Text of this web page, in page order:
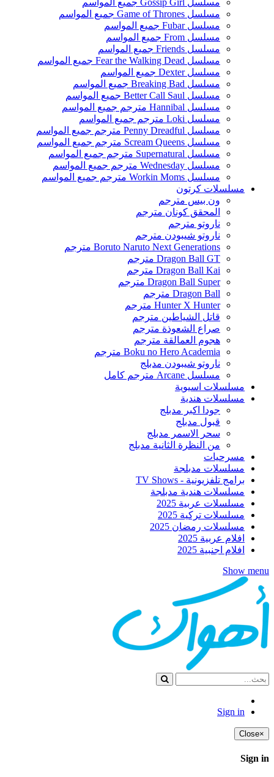
مسلسل Gossip Girl جميع المواسم
مسلسل Game of Thrones جميع المواسم
مسلسل Fubar جميع المواسم
مسلسل From جميع المواسم
مسلسل Friends جميع المواسم
مسلسل Fear the Walking Dead جميع المواسم
مسلسل Dexter جميع المواسم
مسلسل Breaking Bad جميع المواسم
مسلسل Better Call Saul جميع المواسم
مسلسل Hannibal مترجم جميع المواسم
مسلسل Loki مترجم جميع المواسم
مسلسل Penny Dreadful مترجم جميع المواسم
مسلسل Scream Queens مترجم جميع المواسم
مسلسل Supernatural مترجم جميع المواسم
مسلسل Wednesday مترجم جميع المواسم
مسلسل Workin Moms مترجم جميع المواسم
مسلسلات كرتون
ون بيس مترجم
المحقق كونان مترجم
ناروتو مترجم
ناروتو شيبودن مترجم
Boruto Naruto Next Generations مترجم
Dragon Ball GT مترجم
Dragon Ball Kai مترجم
Dragon Ball Super مترجم
Dragon Ball مترجم
Hunter X Hunter مترجم
قاتل الشياطين مترجم
صراع الشعوذة مترجم
هجوم العمالقة مترجم
Boku no Hero Academia مترجم
ناروتو شيبودن مدبلج
مسلسل Arcane مترجم كامل
مسلسلات اسيوية
مسلسلات هندية
جودا اكبر مدبلج
قبول مدبلج
سحر الاسمر مدبلج
من النظرة الثانية مدبلج
مسرحيات
مسلسلات مدبلجة
برامج تلفزيونية - TV Shows
مسلسلات هندية مدبلجة
مسلسلات عربية 2025
مسلسلات تركية 2025
مسلسلات رمضان 2025
افلام عربية 2025
افلام اجنبية 2025
Show menu
Sign in
×
Close
Sign in